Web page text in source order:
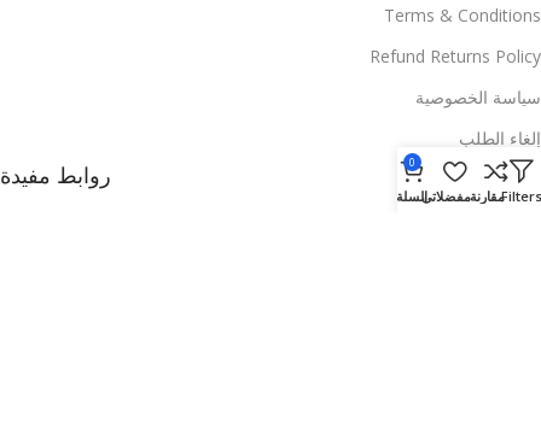
Terms & Conditions
Refund Returns Policy
سياسة الخصوصية
إلغاء الطلب
روابط مفيدة
مقارنةمفضلاتي
0
السلة